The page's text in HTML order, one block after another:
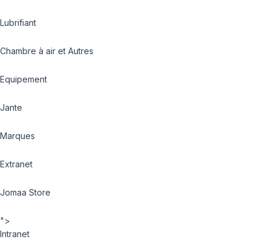
Lubrifiant
Chambre à air et Autres
Equipement
Jante
Marques
Extranet
Jomaa Store
">
Intranet